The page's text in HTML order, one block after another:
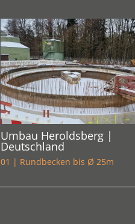
Umbau Heroldsberg |
Deutschland
01 | Rundbecken bis Ø 25m